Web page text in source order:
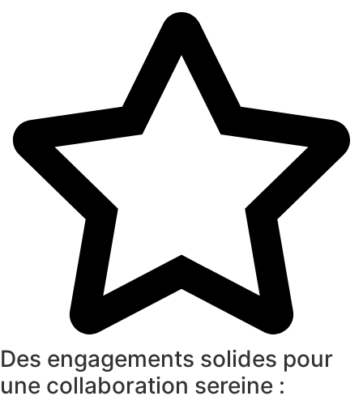
Des engagements solides pour
une collaboration sereine :